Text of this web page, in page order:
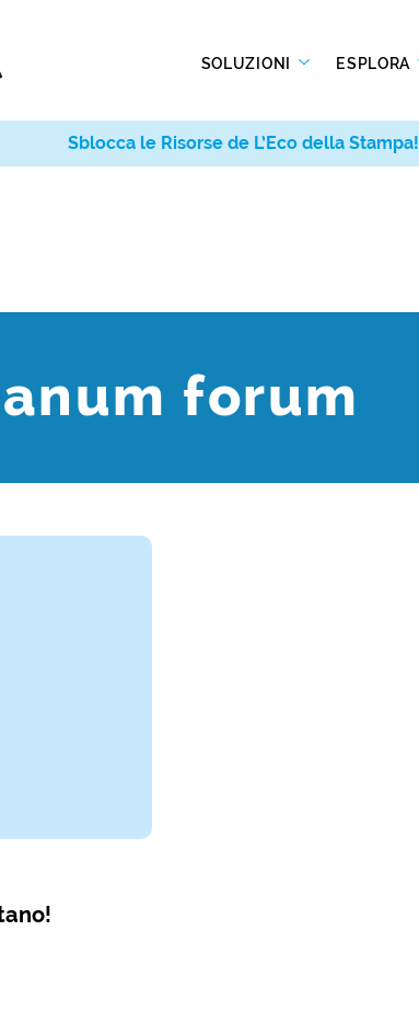
SOLUZIONI ESPLORA
forum
Sblocca le Risorse de L’Eco della Stampa!